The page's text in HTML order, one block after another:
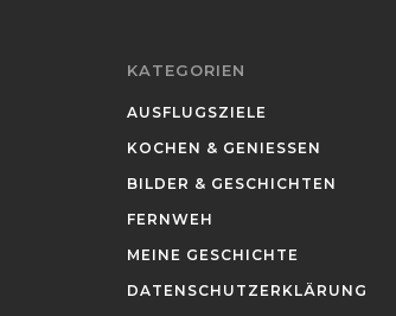
KATEGORIEN
AUSFLUGSZIELE
KOCHEN & GENIESSEN
BILDER & GESCHICHTEN
FERNWEH
MEINE GESCHICHTE
DATENSCHUTZERKLÄRUNG